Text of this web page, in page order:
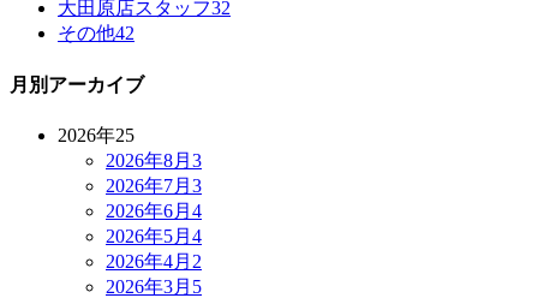
大田原店スタッフ32
その他42
月別アーカイブ
2026年25
2026年8月 3
2026年7月 3
2026年6月 4
2026年5月 4
2026年4月 2
2026年3月 5